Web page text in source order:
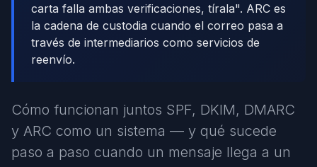
carta falla ambas verificaciones, tírala". ARC es
la cadena de custodia cuando el correo pasa a
través de intermediarios como servicios de
reenvío.
Cómo funcionan juntos SPF, DKIM, DMARC
y ARC como un sistema — y qué sucede
paso a paso cuando un mensaje llega a un